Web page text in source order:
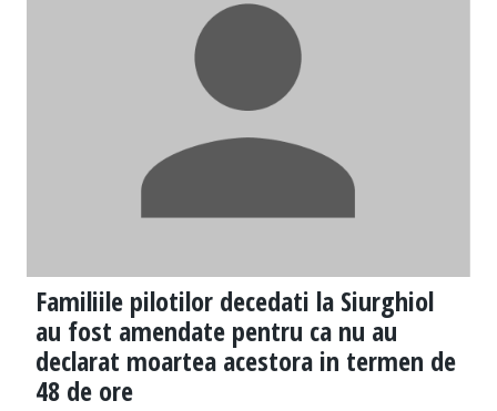
Familiile pilotilor decedati la Siurghiol
au fost amendate pentru ca nu au
declarat moartea acestora in termen de
48 de ore